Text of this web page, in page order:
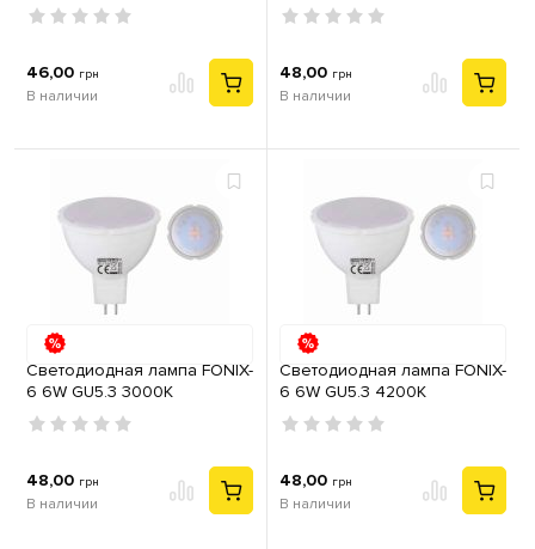
46,00 грн
В наличии
48,00 грн
В наличии
Светодиодная лампа FONIX-
6 6W GU5.3 3000К
48,00 грн
В наличии
Светодиодная лампа FONIX-
6 6W GU5.3 4200К
48,00 грн
В наличии